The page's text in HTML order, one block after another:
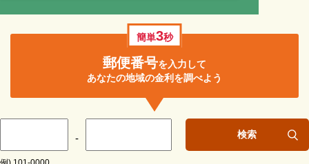
簡単3秒
郵便番号を入力して
あなたの地域の金利を調べよう
- 検索